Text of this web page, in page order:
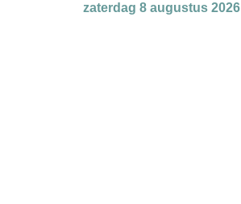
zaterdag 8 augustus 2026